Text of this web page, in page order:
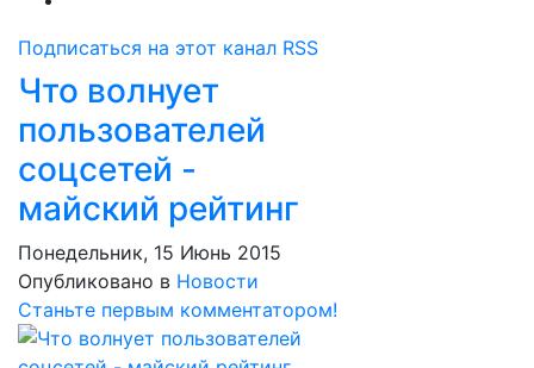
Подписаться на этот канал RSS
Что волнует
пользователей
соцсетей -
майский рейтинг
Понедельник, 15 Июнь 2015
Опубликовано в Новости
Станьте первым комментатором!